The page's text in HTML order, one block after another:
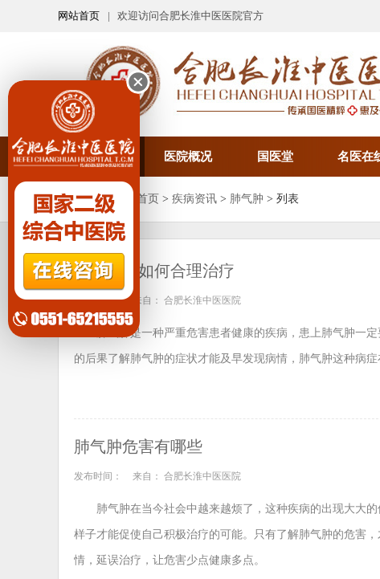
网站首页 | 欢迎访问合肥长淮中医医院官方
医院首页 医院概况 国医堂 名医在
您当前的位置： 首页 > 疾病资讯 > 肺气肿 > 列表
肺部气肿如何合理治疗
发布时间： 来自： 合肥长淮中医医院
肺气肿是一种严重危害患者健康的疾病，患上肺气肿一
的后果了解肺气肿的症状才能及早发现病情，肺气肿这种病
肺气肿危害有哪些
发布时间： 来自： 合肥长淮中医医院
肺气肿在当今社会中越来越烦了，这种疾病的出现大大
样子才能促使自己积极治疗的可能。只有了解肺气肿的危害
情，延误治疗，让危害少点健康多点。